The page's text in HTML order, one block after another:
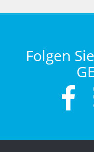
Folgen